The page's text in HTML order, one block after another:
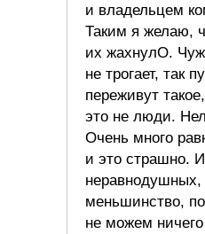
и владельцем
Таким я желаю,
их жахнулО.
не трогает, так
переживут
это не люди.
Очень много
и это страшно.
неравнодушных,
меньшинство,
не можем